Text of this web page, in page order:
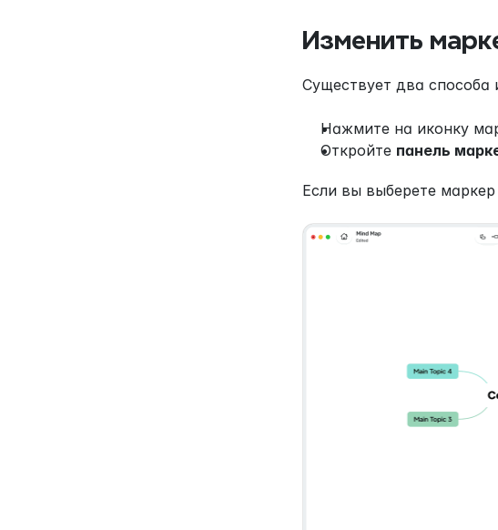
Изменить
Существует два способа
Нажмите на иконку
Откройте панель
Если вы выберете маркер